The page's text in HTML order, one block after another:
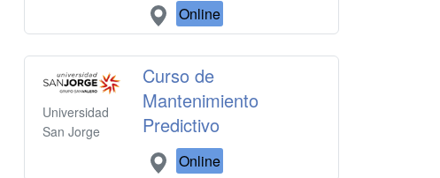
Online
Universidad
San Jorge
Curso de
Mantenimiento
Predictivo
Online